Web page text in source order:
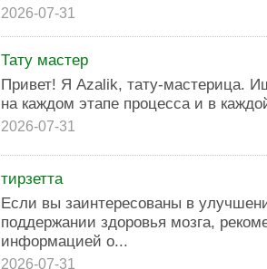
2026-07-31
Тату мастер
Привет! Я Azalik, тату-мастерица.
на каждом этапе процесса и в
2026-07-31
тирзетта
Если вы заинтересованы в
поддержании здоровья мозга,
информацией о...
2026-07-31